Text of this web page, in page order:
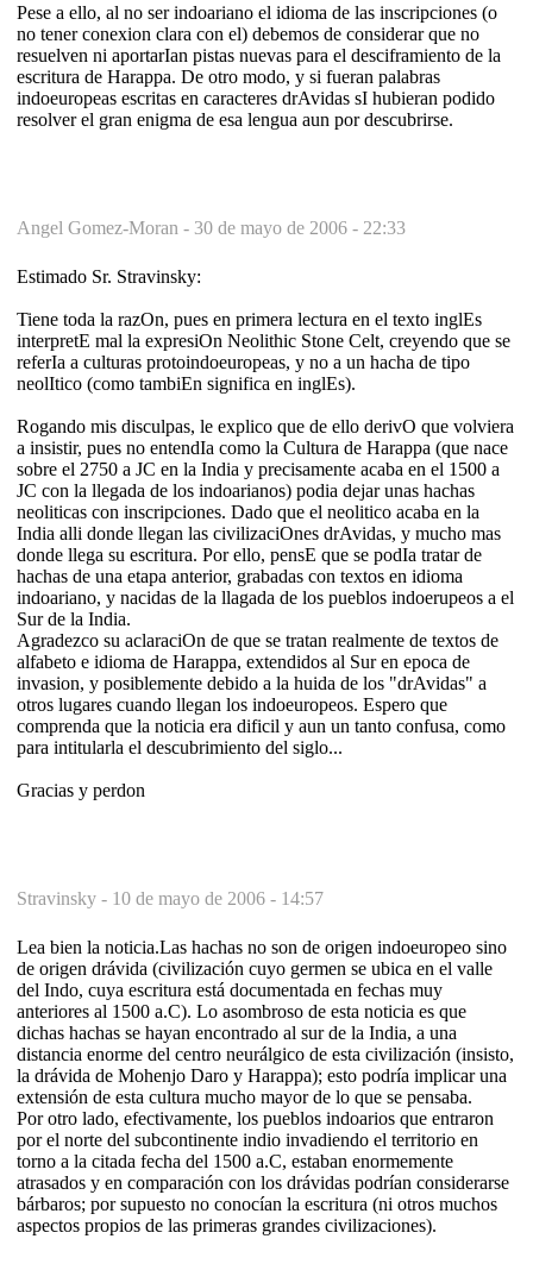
Pese a ello, al no ser indoariano el idioma de las inscripciones (o
no tener conexion clara con el) debemos de considerar que no
resuelven ni aportarIan pistas nuevas para el desciframiento de la
escritura de Harappa. De otro modo, y si fueran palabras
indoeuropeas escritas en caracteres drAvidas sI hubieran podido
resolver el gran enigma de esa lengua aun por descubrirse.
Angel Gomez-Moran - 30 de mayo de 2006 - 22:33
Estimado Sr. Stravinsky:
Tiene toda la razOn, pues en primera lectura en el texto inglEs
interpretE mal la expresiOn Neolithic Stone Celt, creyendo que se
referIa a culturas protoindoeuropeas, y no a un hacha de tipo
neolItico (como tambiEn significa en inglEs).
Rogando mis disculpas, le explico que de ello derivO que volviera
a insistir, pues no entendIa como la Cultura de Harappa (que nace
sobre el 2750 a JC en la India y precisamente acaba en el 1500 a
JC con la llegada de los indoarianos) podia dejar unas hachas
neoliticas con inscripciones. Dado que el neolitico acaba en la
India alli donde llegan las civilizaciOnes drAvidas, y mucho mas
donde llega su escritura. Por ello, pensE que se podIa tratar de
hachas de una etapa anterior, grabadas con textos en idioma
indoariano, y nacidas de la llagada de los pueblos indoerupeos a el
Sur de la India.
Agradezco su aclaraciOn de que se tratan realmente de textos de
alfabeto e idioma de Harappa, extendidos al Sur en epoca de
invasion, y posiblemente debido a la huida de los "drAvidas" a
otros lugares cuando llegan los indoeuropeos. Espero que
comprenda que la noticia era dificil y aun un tanto confusa, como
para intitularla el descubrimiento del siglo...
Gracias y perdon
Stravinsky - 10 de mayo de 2006 - 14:57
Lea bien la noticia.Las hachas no son de origen indoeuropeo sino
de origen drávida (civilización cuyo germen se ubica en el valle
del Indo, cuya escritura está documentada en fechas muy
anteriores al 1500 a.C). Lo asombroso de esta noticia es que
dichas hachas se hayan encontrado al sur de la India, a una
distancia enorme del centro neurálgico de esta civilización (insisto,
la drávida de Mohenjo Daro y Harappa); esto podría implicar una
extensión de esta cultura mucho mayor de lo que se pensaba.
Por otro lado, efectivamente, los pueblos indoarios que entraron
por el norte del subcontinente indio invadiendo el territorio en
torno a la citada fecha del 1500 a.C, estaban enormemente
atrasados y en comparación con los drávidas podrían considerarse
bárbaros; por supuesto no conocían la escritura (ni otros muchos
aspectos propios de las primeras grandes civilizaciones).